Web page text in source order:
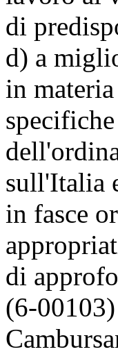
di
d) a
in
sull'Italia
in fasce
di
(6-